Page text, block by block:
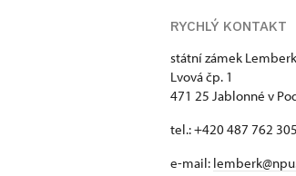
RYCHLÝ KONTAKT
státní zámek Lemberk
Lvová čp. 1
471 25 Jablonné v
tel.: +420 487 762 305
e-mail: